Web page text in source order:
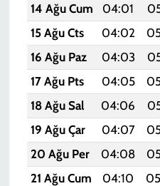
14 Ağu Cum
04:01
15 Ağu Cts
04:02
16 Ağu Paz
04:03
17 Ağu Pts
04:05
18 Ağu Sal
04:06
19 Ağu Çar
04:07
20 Ağu Per
04:08
21 Ağu Cum
04:10